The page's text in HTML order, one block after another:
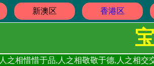
新澳区 香港区
人之相惜惜于品,人之相敬敬于德,人之相